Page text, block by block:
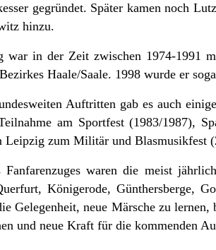
gegründet. Später kamen noch
hinzu.
war in der Zeit zwischen 1974-1991
Haale/Saale. 1998 wurde er
Auftritten gab es auch
am Sportfest (1983/1987),
Leipzig zum Militär und Blasmusikfest
Fanfarenzuges waren die meist
Königerode, Günthersberge,
Gelegenheit, neue Märsche zu lernen,
und neue Kraft für die kommenden